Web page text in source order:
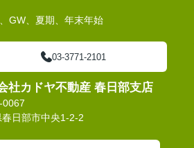
GW、夏期、年末年始
03-3771-2101
社カドヤ不動産 春日部支店
0067
日部市中央1-2-2